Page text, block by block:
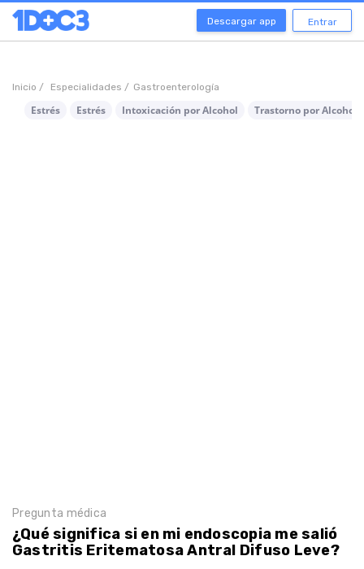
Descargar app Entrar
Inicio / Especialidades / Gastroenterología
Estrés Estrés Intoxicación por Alcohol Trastorno por Alcohol
Pregunta médica
¿Qué significa si en mi endoscopia me salió
Gastritis Eritematosa Antral Difuso Leve?